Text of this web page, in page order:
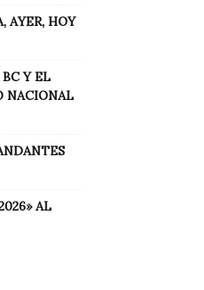
AYER, HOY
Y EL
NACIONAL
AL